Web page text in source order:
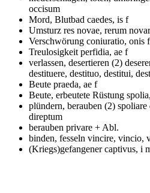
occisum
Mord, Blutbad caedes, is f
Umsturz res novae, rerum
Verschwörung coniuratio, onis f
Treulosigkeit perfidia, ae f
verlassen, desertieren (2)
destituere, destituo, destitui,
Beute praeda, ae f
Beute, erbeutete Rüstung
plündern, berauben (2)
direptum
berauben privare + Abl.
binden, fesseln vincire, vincio,
(Kriegs)gefangenercaptivus, i